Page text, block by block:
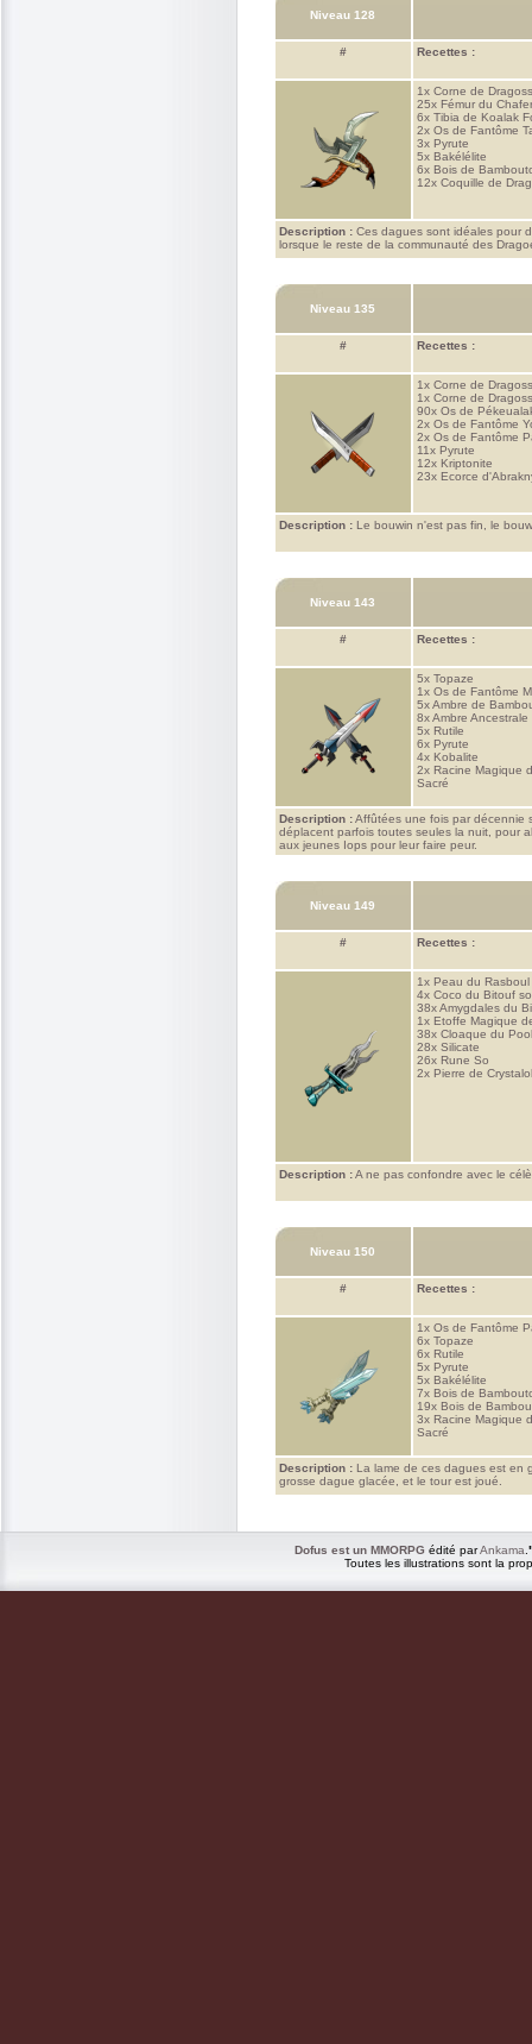
Niveau 128
# Recettes :
1x Corne de
25x Fémur du
6x Tibia de Koalak
2x Os de Fantôme
3x Pyrute
5x Bakélélite
6x Bois de
12x Coquille de
Description : Ces dagues sont idéales pour
lorsque le reste de la communauté des
Niveau 135
# Recettes :
1x Corne de
1x Corne de
90x Os de
2x Os de Fantôme
2x Os de Fantôme
11x Pyrute
12x Kriptonite
23x Ecorce
Description : Le bouwin n'est pas fin, le
Niveau 143
# Recettes :
5x Topaze
1x Os de Fantôme
5xAmbre de
8xAmbre Ancestrale
5x Rutile
6x Pyrute
4x Kobalite
2x Racine Magique
Sacré
Description :Affûtées une fois par décennie
déplacent parfois toutes seules la nuit, pour
aux jeunes Iops pour leur faire peur.
Niveau 149
# Recettes :
1x Peau du Rasboul
4x Coco du Bitouf
38xAmygdales du
1x Etoffe Magique
38x Cloaque du
28x Silicate
26x Rune So
2x Pierre de
Description :A ne pas confondre avec le
Niveau 150
# Recettes :
1x Os de Fantôme
6x Topaze
6x Rutile
5x Pyrute
5x Bakélélite
7x Bois de
19x Bois de
3x Racine Magique
Sacré
Description : La lame de ces dagues est en
grosse dague glacée, et le tour est joué.
Dofus est un MMORPG édité parAnkama .
Toutes les illustrations sont la